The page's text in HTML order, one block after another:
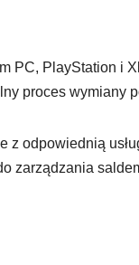
PC, PlayStation i
proces wymiany
odpowiednią
zarządzania